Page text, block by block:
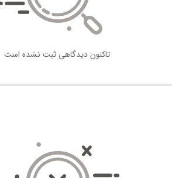
تاکنون دیدگاهی ثبت نشده است